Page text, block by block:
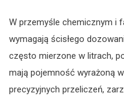
W przemyśle chemicznym i
wymagają ścisłego
często mierzone w litrach,
mają pojemność wyrażoną
precyzyjnych przeliczeń,